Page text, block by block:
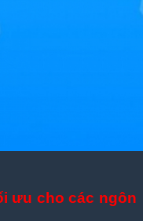
ưu cho các ngôn